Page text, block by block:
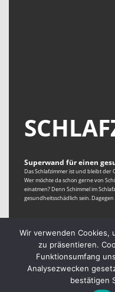
Das Schlafzimmer ist und bleibt der
Wer möchte da schon gerne von
einatmen? Denn Schimmel im
gesundheitsschädlich sein.
Superwand für einen
Wir verwenden Cookies,
zu präsentieren.
Funktionsumfang
Analysezwecken
bestätigen